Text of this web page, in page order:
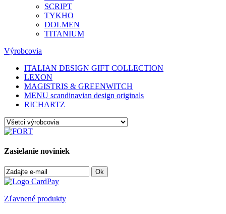
SCRIPT
TYKHO
DOLMEN
TITANIUM
Výrobcovia
ITALIAN DESIGN GIFT COLLECTION
LEXON
MAGISTRIS & GREENWITCH
MENU scandinavian design originals
RICHARTZ
Zasielanie noviniek
Ok
Zľavnené produkty